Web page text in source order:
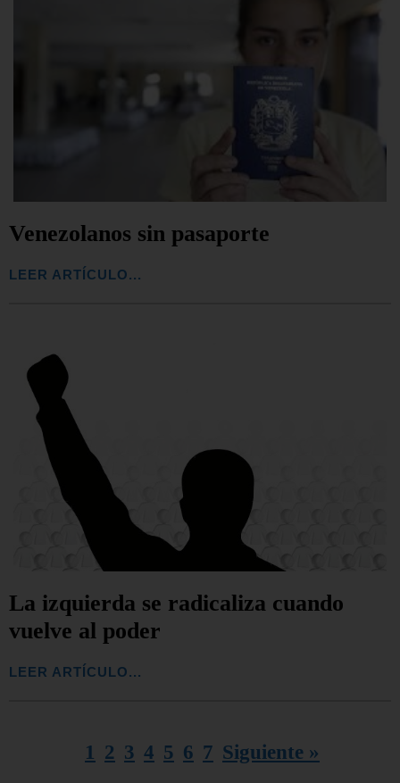
Venezolanos sin pasaporte
LEER ARTÍCULO...
La izquierda se radicaliza cuando
vuelve al poder
LEER ARTÍCULO...
1 2 3 4 5 6 7 Siguiente »